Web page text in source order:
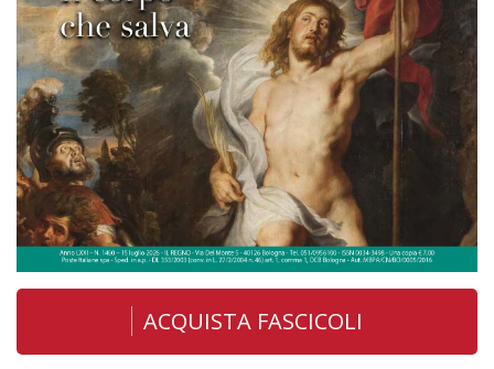
ACQUISTA FASCICOLI